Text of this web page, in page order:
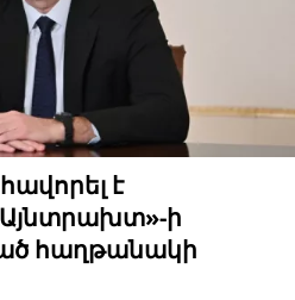
է
ի
հաղթանակի